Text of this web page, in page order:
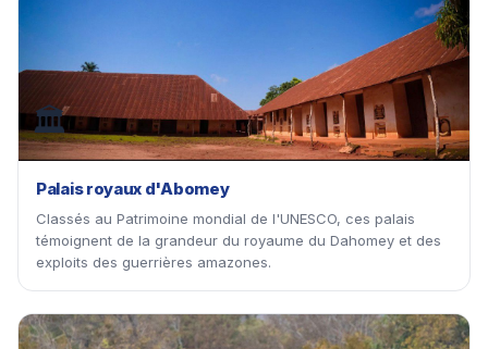
🏛
Palais royaux d'Abomey
Classés au Patrimoine mondial de l'UNESCO, ces palais
témoignent de la grandeur du royaume du Dahomey et des
exploits des guerrières amazones.